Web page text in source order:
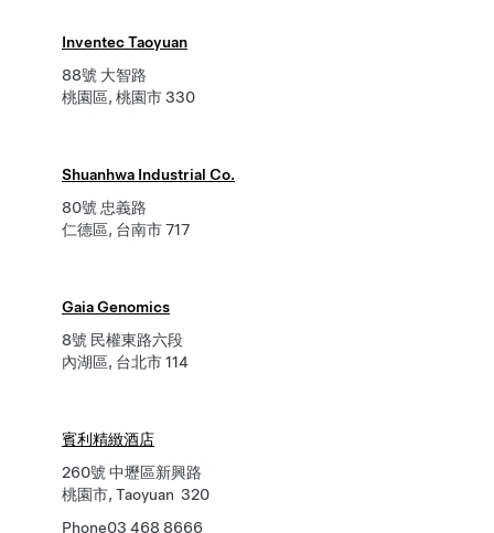
Inventec Taoyuan
88號 大智路
桃園區, 桃園市 330
Shuanhwa Industrial Co.
80號 忠義路
仁德區, 台南市 717
Gaia Genomics
8號 民權東路六段
內湖區, 台北市 114
賓利精緻酒店
260號 中壢區新興路
桃園市, Taoyuan 320
Phone03 468 8666